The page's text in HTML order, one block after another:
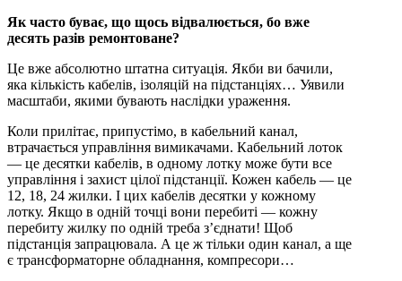
Як часто буває, що щось відвалюється, бо вже
десять разів ремонтоване?
Це вже абсолютно штатна ситуація. Якби ви бачили,
яка кількість кабелів, ізоляцій на підстанціях… Уявили
масштаби, якими бувають наслідки ураження.
Коли прилітає, припустімо, в кабельний канал,
втрачається управління вимикачами. Кабельний лоток
— це десятки кабелів, в одному лотку може бути все
управління і захист цілої підстанції. Кожен кабель — це
12, 18, 24 жилки. І цих кабелів десятки у кожному
лотку. Якщо в одній точці вони перебиті — кожну
перебиту жилку по одній треба з’єднати! Щоб
підстанція запрацювала. А це ж тільки один канал, а ще
є трансформаторне обладнання, компресори…